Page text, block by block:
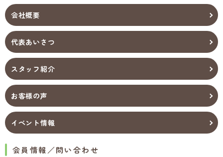
会社概要
代表あいさつ
スタッフ紹介
お客様の声
イベント情報
会員情報／問い合わせ